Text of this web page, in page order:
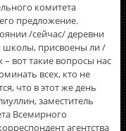
комитета
предложение.
/сейчас/ деревни
школы, присвоены ли /
вот такие вопросы нас
всех, кто не
что в этот же день
заместитель
Всемирного
агентства